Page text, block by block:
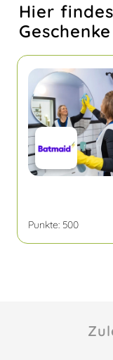
Hier
Punkte: 500